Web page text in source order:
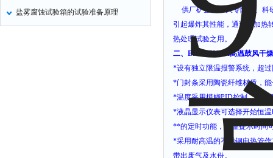
盐雾腐蚀试验箱的试验准备原理
供厂矿企业、大专院校、科
引起爆炸其性能，通过电加热
热处理试验之用。
二、 BPG-9760BH高温鼓风干
*设有独立限温报警系统，超
*门封条采用陶瓷纤维材质，
*温度采用模糊PID控制，具有
*液晶显示仪表可选择开始恒
**的定时功能，恒温提示时间
*采用耐高温的不锈钢电热管
带出废气及水份。